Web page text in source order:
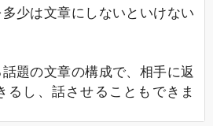
少は文章にしないといけない
題の文章の構成で、相手に返
るし、話させることもできま